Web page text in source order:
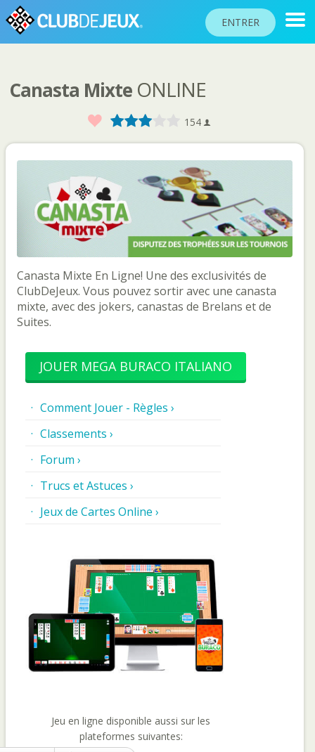
ENTRER
CLASSEMENTS
TOURNOIS
COMMUNAUTÉ
PASSEPORT
JOUER
Langue du site
Canasta Mixte ONLINE
Favoris 5
2
1 154
Canasta Mixte En Ligne! Une des exclusivités de
ClubDeJeux. Vous pouvez sortir avec une canasta
mixte, avec des jokers, canastas de Brelans et de
Suites.
JOUER MEGA BURACO ITALIANO
Comment Jouer - Règles ›
Classements ›
Forum ›
Trucs et Astuces ›
Jeux de Cartes Online ›
Jeu en ligne disponible aussi sur les
plateformes suivantes: